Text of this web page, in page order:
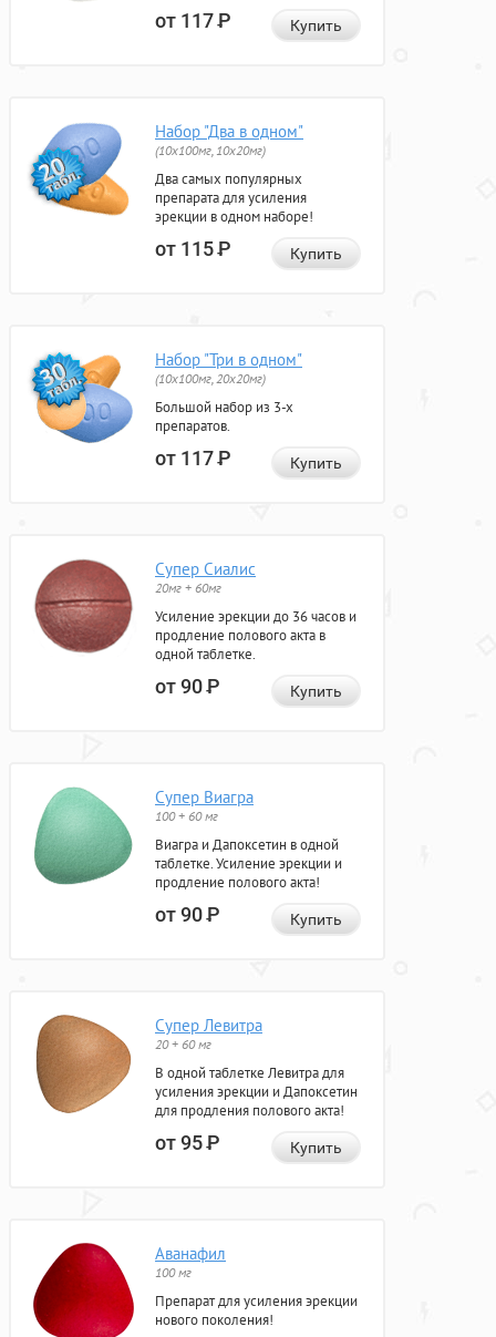
от 117Р Купить
Набор "Два в одном"
(10x100мг, 10x20мг)
Два самых популярных
препарата для усиления
эрекции в одном наборе!
от 115Р Купить
Набор "Три в одном"
(10x100мг, 20x20мг)
Большой набор из 3-х
препаратов.
от 117Р Купить
Супер Сиалис
20мг + 60мг
Усиление эрекции до 36 часов и
продление полового акта в
одной таблетке.
от 90Р Купить
Супер Виагра
100 + 60 мг
Виагра и Дапоксетин в одной
таблетке. Усиление эрекции и
продление полового акта!
от 90Р Купить
Супер Левитра
20 + 60 мг
В одной таблетке Левитра для
усиления эрекции и Дапоксетин
для продления полового акта!
от 95Р Купить
Аванафил
100 мг
Препарат для усиления эрекции
нового поколения!